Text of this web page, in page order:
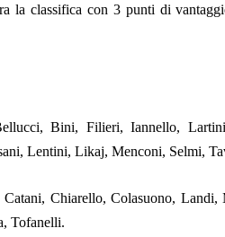
la classifica con 3 punti di
Bini, Filieri, Iannello,
Lentini, Likaj, Menconi, Selmi,
Chiarello, Colasuono, Landi,
Tofanelli.